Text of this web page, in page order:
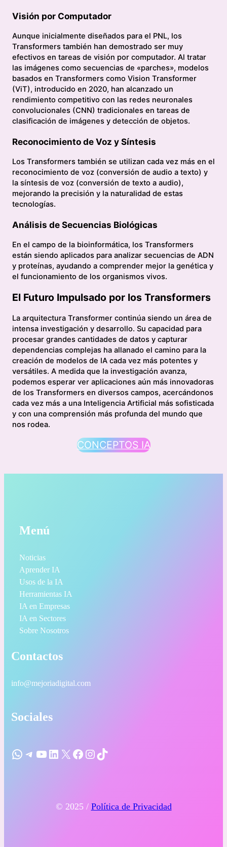
Visión por Computador
Aunque inicialmente diseñados para el PNL, los
Transformers también han demostrado ser muy
efectivos en tareas de visión por computador. Al tratar
las imágenes como secuencias de «parches», modelos
basados en Transformers como Vision Transformer
(ViT), introducido en 2020, han alcanzado un
rendimiento competitivo con las redes neuronales
convolucionales (CNN) tradicionales en tareas de
clasificación de imágenes y detección de objetos.
Reconocimiento de Voz y Síntesis
Los Transformers también se utilizan cada vez más en el
reconocimiento de voz (conversión de audio a texto) y
la síntesis de voz (conversión de texto a audio),
mejorando la precisión y la naturalidad de estas
tecnologías.
Análisis de Secuencias Biológicas
En el campo de la bioinformática, los Transformers
están siendo aplicados para analizar secuencias de ADN
y proteínas, ayudando a comprender mejor la genética y
el funcionamiento de los organismos vivos.
El Futuro Impulsado por los Transformers
La arquitectura Transformer continúa siendo un área de
intensa investigación y desarrollo. Su capacidad para
procesar grandes cantidades de datos y capturar
dependencias complejas ha allanado el camino para la
creación de modelos de IA cada vez más potentes y
versátiles. A medida que la investigación avanza,
podemos esperar ver aplicaciones aún más innovadoras
de los Transformers en diversos campos, acercándonos
cada vez más a una Inteligencia Artificial más sofisticada
y con una comprensión más profunda del mundo que
nos rodea.
CONCEPTOS IA
Menú
Noticias
Aprender IA
Usos de la IA
Herramientas IA
IA en Empresas
IA en Sectores
Sobre Nosotros
Contactos
info@mejoriadigital.com
Sociales
WhatsApp Telegram YouTube LinkedIn X Facebook Instagram TikTok
© 2025 / Política de Privacidad